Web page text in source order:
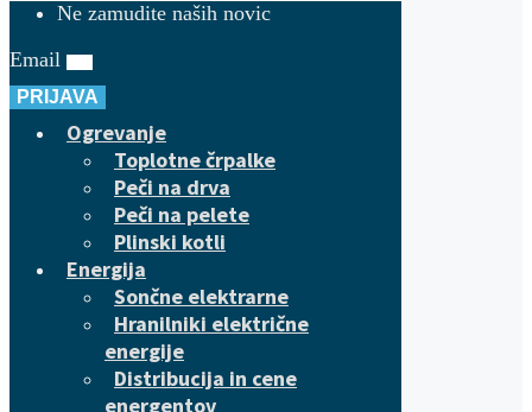
Ne zamudite naših novic
Email
PRIJAVA
Ogrevanje
Toplotne črpalke
Peči na drva
Peči na pelete
Plinski kotli
Energija
Sončne elektrarne
Hranilniki električne
energije
Distribucija in cene
energentov